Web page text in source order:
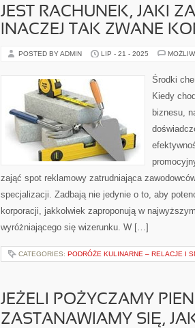
JEST RACHUNEK, JAKI
INACZEJ TAK ZWANE
POSTED BY ADMIN LIP - 21 - 2025
Środki
Kiedy
biznesu,
zająć spot reklamowy zatrudniająca
specjalizacji. Zadbają nie jedynie o to, aby
korporacji, jakkolwiek zaproponują w
wyróżniającego się wizerunku. W […]
CATEGORIES: PODRÓŻE KULINARNE – RELACJE I
JEŻELI POŻYCZAMY
ZASTANAWIAMY SIĘ,